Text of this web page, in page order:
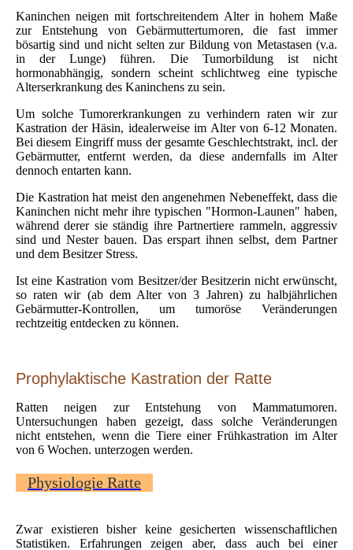
Kaninchen neigen mit fortschreitendem Alter in hohem Maße
zur Entstehung von Gebärmuttertumoren, die fast immer
bösartig sind und nicht selten zur Bildung von Metastasen (v.a.
in der Lunge) führen. Die Tumorbildung ist nicht
hormonabhängig, sondern scheint schlichtweg eine typische
Alterserkrankung des Kaninchens zu sein.
Um solche Tumorerkrankungen zu verhindern raten wir zur
Kastration der Häsin, idealerweise im Alter von 6-12 Monaten.
Bei diesem Eingriff muss der gesamte Geschlechtstrakt, incl. der
Gebärmutter, entfernt werden, da diese andernfalls im Alter
dennoch entarten kann.
Die Kastration hat meist den angenehmen Nebeneffekt, dass die
Kaninchen nicht mehr ihre typischen "Hormon-Launen" haben,
während derer sie ständig ihre Partnertiere rammeln, aggressiv
sind und Nester bauen. Das erspart ihnen selbst, dem Partner
und dem Besitzer Stress.
Ist eine Kastration vom Besitzer/der Besitzerin nicht erwünscht,
so raten wir (ab dem Alter von 3 Jahren) zu halbjährlichen
Gebärmutter-Kontrollen, um tumoröse Veränderungen
rechtzeitig entdecken zu können.
Prophylaktische Kastration der Ratte
Ratten neigen zur Entstehung von Mammatumoren.
Untersuchungen haben gezeigt, dass solche Veränderungen
nicht entstehen, wenn die Tiere einer Frühkastration im Alter
von 6 Wochen. unterzogen werden.
Physiologie Ratte
Zwar existieren bisher keine gesicherten wissenschaftlichen
Statistiken. Erfahrungen zeigen aber, dass auch bei einer